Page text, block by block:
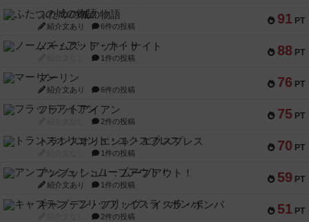
91 PT
ふたつの城の物語
紹介文あり 6件の投稿
88 PT
ノームズ・アット・ナイト
1件の投稿
76 PT
マーリン
紹介文あり 6件の投稿
75 PT
フラットアイアン
2件の投稿
70 PT
トランスオリエント・エクスプレス
1件の投稿
59 PT
アンブッシュ！：ムーブアウト！
紹介文あり 1件の投稿
51 PT
キャプテン・フリップ：イスラ・ボンバ
2件の投稿